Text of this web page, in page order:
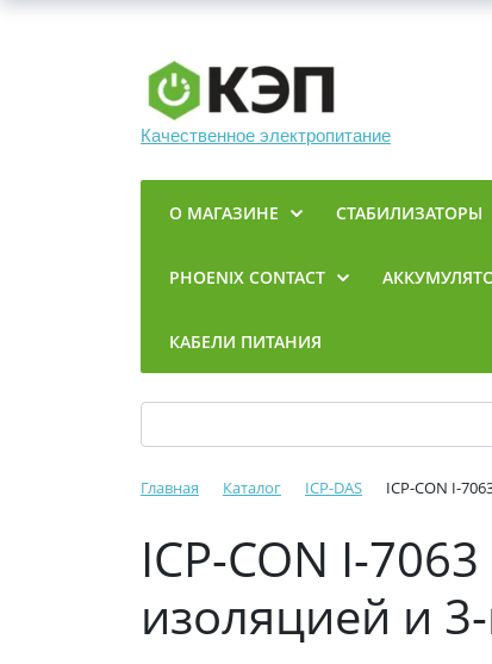
Качественное электропитание
О МАГАЗИНЕ СТАБИЛИЗАТОРЫ
PHOENIX CONTACT
КАБЕЛИ ПИТАНИЯ
Главная Каталог ICP-DAS ICP-CON I-
ICP-CON I-
изоляцией и